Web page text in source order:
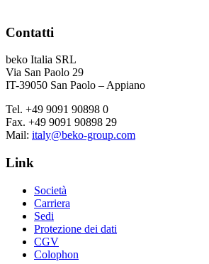
Contatti
beko Italia SRL
Via San Paolo 29
IT-39050 San Paolo – Appiano
Tel. +49 9091 90898 0
Fax. +49 9091 90898 29
Mail: italy@beko-group.com
Link
Società
Carriera
Sedi
Protezione dei dati
CGV
Colophon